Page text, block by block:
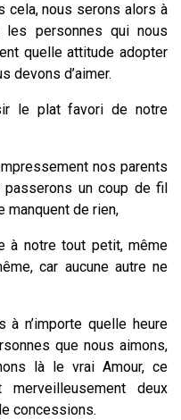
cela, nous serons alors à
personnes qui nous
quelle attitude adopter
devons d’aimer.
le plat favori de notre
nos parents
un coup de fil
manquent de rien,
à notre tout petit, même
car aucune autre ne
à n’importe quelle heure
que nous aimons,
là le vrai Amour, ce
deux
concessions.